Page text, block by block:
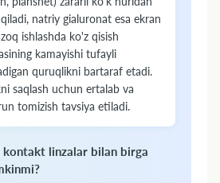
natriy gialuronat esa ekran
ishlashda ko'z qisish
kamayishi tufayli
quruqlikni bartaraf etadi.
saqlash uchun ertalab va
tomizish tavsiya etiladi.
linzalar bilan birga